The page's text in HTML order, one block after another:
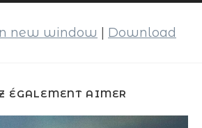
new window Download
ÉGALEMENT AIMER